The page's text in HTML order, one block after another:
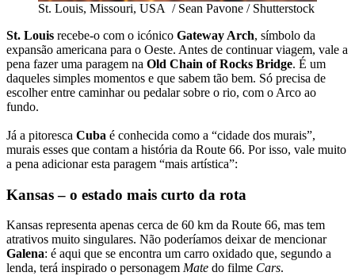
St. Louis, Missouri, USA / Sean Pavone / Shutterstock
St. Louis recebe-o com o icónico Gateway Arch, símbolo da
expansão americana para o Oeste. Antes de continuar viagem, vale a
pena fazer uma paragem na Old Chain of Rocks Bridge. É um
daqueles simples momentos e que sabem tão bem. Só precisa de
escolher entre caminhar ou pedalar sobre o rio, com o Arco ao
fundo.
Já a pitoresca Cuba é conhecida como a “cidade dos murais”,
murais esses que contam a história da Route 66. Por isso, vale muito
a pena adicionar esta paragem “mais artística”:
Kansas – o estado mais curto da rota
Kansas representa apenas cerca de 60 km da Route 66, mas tem
atrativos muito singulares. Não poderíamos deixar de mencionar
Galena: é aqui que se encontra um carro oxidado que, segundo a
lenda, terá inspirado o personagem Mate do filme Cars.